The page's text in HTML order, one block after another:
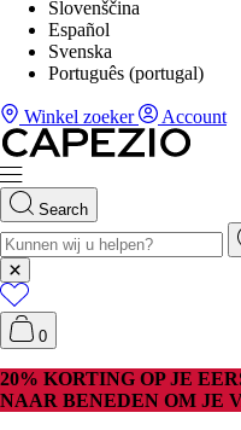
Slovenščina
Español
Svenska
Português (portugal)
Winkel zoeker Account
Search
0
20% KORTING OP JE
NAAR BENEDEN OM JE